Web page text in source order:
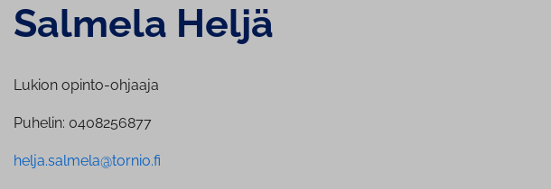
Salmela Heljä
Lukion opinto-ohjaaja
Puhelin: 0408256877
helja.salmela@tornio.fi